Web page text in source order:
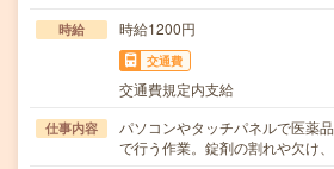
時給 時給1200円
交通費
交通費規定内支給
仕事内容
パソコンやタッチパネルで医薬
で行う作業。錠剤の割れや欠け